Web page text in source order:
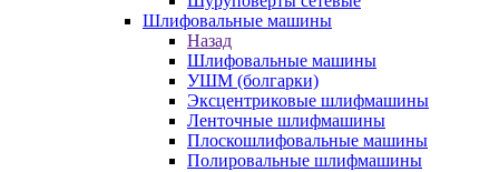
Шлифовальные машины
Назад
Шлифовальные машины
УШМ (болгарки)
Эксцентриковые шлифмашины
Ленточные шлифмашины
Плоскошлифовальные машины
Полировальные шлифмашины